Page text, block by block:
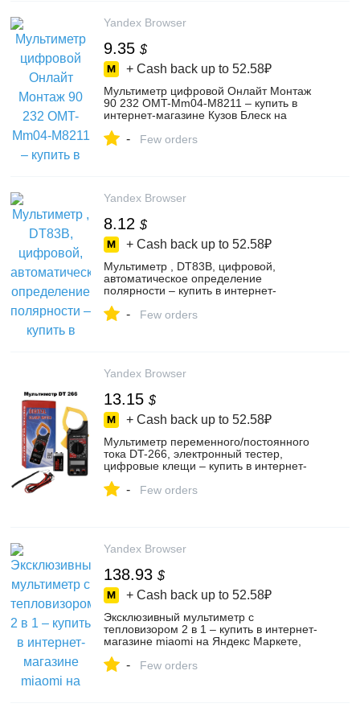
Yandex Browser
9.35 $
+ Cash back up to 52.58₽
Мультиметр цифровой Онлайт Монтаж
90 232 OMT-Mm04-M8211 – купить в
интернет-магазине Кузов Блеск на
- Few orders
Yandex Browser
8.12 $
+ Cash back up to 52.58₽
Мультиметр , DT83B, цифровой,
автоматическое определение
полярности – купить в интернет-
Маркете, 4979028690
- Few orders
Yandex Browser
13.15 $
+ Cash back up to 52.58₽
Мультиметр переменного/постоянного
тока DT-266, электронный тестер,
цифровые клещи – купить в интернет-
Маркете, 103212577111
- Few orders
Yandex Browser
138.93 $
+ Cash back up to 52.58₽
Эксклюзивный мультиметр с
тепловизором 2 в 1 – купить в интернет-
магазине miaomi на Яндекс Маркете,
- Few orders